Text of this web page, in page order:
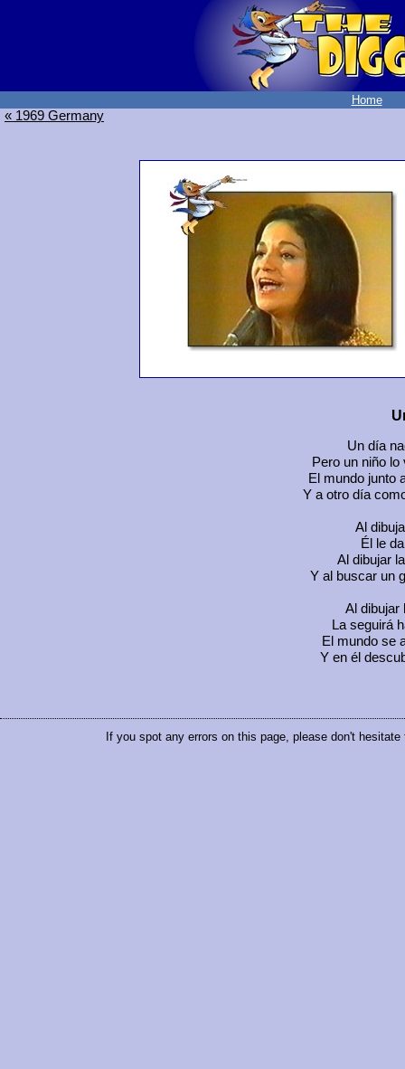
Home
« 1969 Germany
Un día
Pero un niño
El mundo junto
Y a otro día
Al
Él le
Al dibujar
Y al buscar un
Al dibujar
La seguirá
El mundo se
Y en él
If you spot any errors on this page, please don't